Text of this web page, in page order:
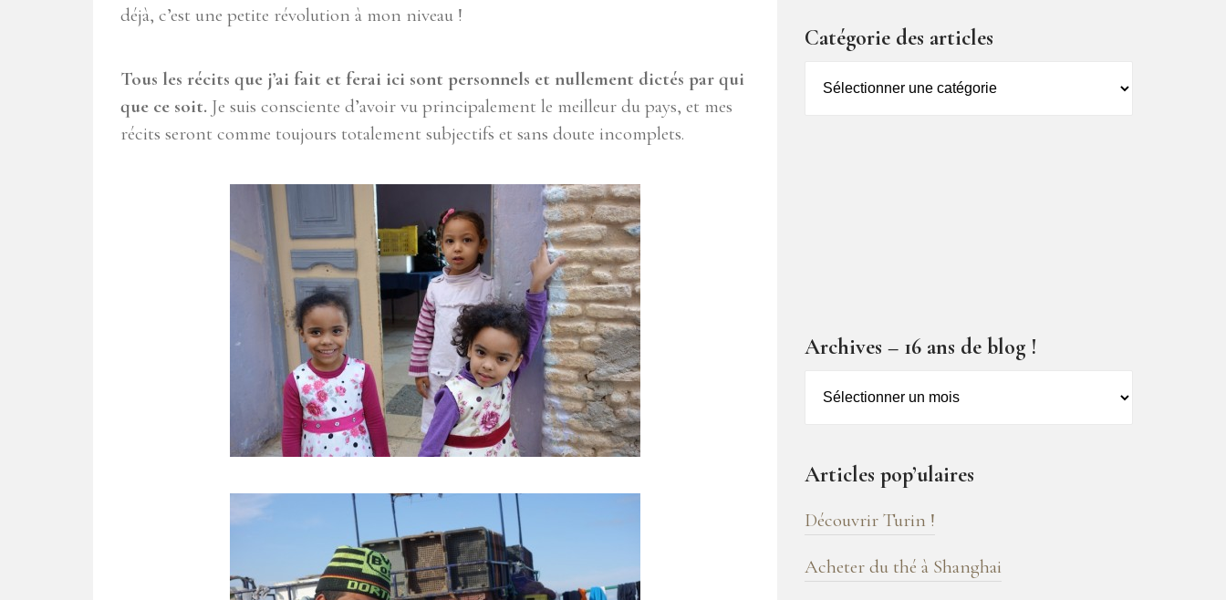
déjà, c’est une petite révolution à mon niveau !
Tous les récits que j’ai fait et ferai ici sont personnels et nullement dictés par qui
que ce soit. Je suis consciente d’avoir vu principalement le meilleur du pays, et mes
récits seront comme toujours totalement subjectifs et sans doute incomplets.
Catégorie des articles
des
Archives – 16 ans de blog !
de
blog
!
Articles pop’ulaires
Découvrir Turin !
Acheter du thé à Shanghai